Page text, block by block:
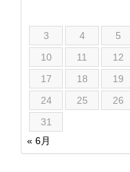
3
4 5
10
11 12
17
18 19
24
25 26
31
« 6月